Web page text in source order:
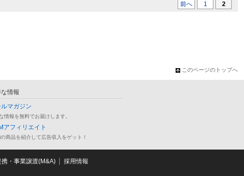
前へ 1 2
このページのトップへ
情報
ルマガジン
情報を無料でお届けします。
アフィリエイト
の商品を紹介して広告収入をゲット！
携・事業譲渡(M&A) 採用情報